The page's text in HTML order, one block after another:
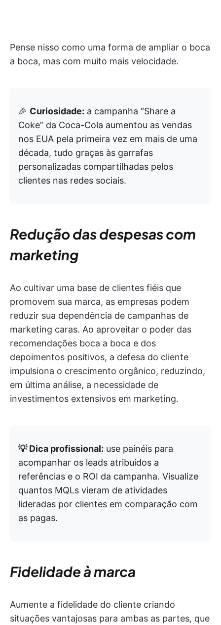
Pense nisso como uma forma de ampliar o boca
a boca, mas com muito mais velocidade.
🎉 Curiosidade: a campanha “Share a
Coke” da Coca-Cola aumentou as vendas
nos EUA pela primeira vez em mais de uma
década, tudo graças às garrafas
personalizadas compartilhadas pelos
clientes nas redes sociais.
Redução das despesas com
marketing
Ao cultivar uma base de clientes fiéis que
promovem sua marca, as empresas podem
reduzir sua dependência de campanhas de
marketing caras. Ao aproveitar o poder das
recomendações boca a boca e dos
depoimentos positivos, a defesa do cliente
impulsiona o crescimento orgânico, reduzindo,
em última análise, a necessidade de
investimentos extensivos em marketing.
💡 Dica profissional: use painéis para
acompanhar os leads atribuídos a
referências e o ROI da campanha. Visualize
quantos MQLs vieram de atividades
lideradas por clientes em comparação com
as pagas.
Fidelidade à marca
Aumente a fidelidade do cliente criando
situações vantajosas para ambas as partes, que